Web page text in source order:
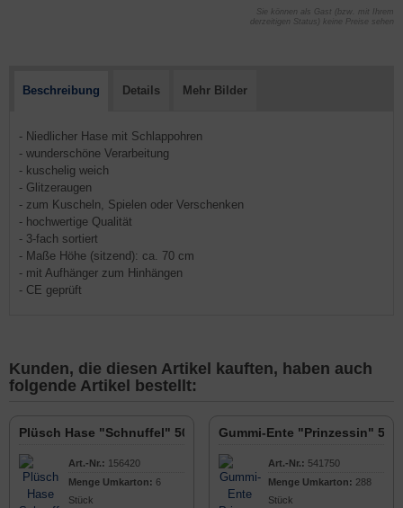
Sie können als Gast (bzw. mit Ihrem
derzeitigen Status) keine Preise sehen
Beschreibung Details Mehr Bilder
- Niedlicher Hase mit Schlappohren
- wunderschöne Verarbeitung
- kuschelig weich
- Glitzeraugen
- zum Kuscheln, Spielen oder Verschenken
- hochwertige Qualität
- 3-fach sortiert
- Maße Höhe (sitzend): ca. 70 cm
- mit Aufhänger zum Hinhängen
- CE geprüft
Kunden, die diesen Artikel kauften, haben auch
folgende Artikel bestellt:
Plüsch Hase "Schnuffel" 50cm
Art.-Nr.: 156420
Menge Umkarton: 6
Stück
Gummi-Ente "Prinzessin" 5cm
Art.-Nr.: 541750
Menge Umkarton: 288
Stück